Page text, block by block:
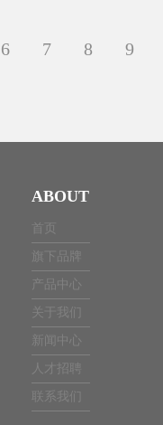
6 7 8 9
ABOUT
首页
旗下品牌
产品中心
关于我们
新闻中心
人才招聘
联系我们